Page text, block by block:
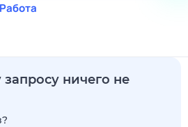
Работа
ничего не